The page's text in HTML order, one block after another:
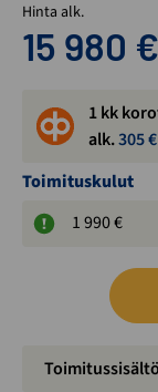
Hinta alk.
15 980 €
1 kk
alk.305
Toimituskulut
1 990 €